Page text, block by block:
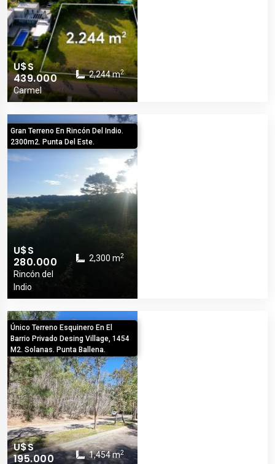
U$S
439.000
Carmel
2,244 m2
Gran Terreno En Rincón Del Indio.
2300m2. Punta Del Este.
U$S
280.000
Rincón del
Indio
2,300 m2
Único Terreno Esquinero En El
Barrio Privado Desing Village, 1454
M2. Solanas. Punta Ballena.
U$S
195.000
1,454 m2